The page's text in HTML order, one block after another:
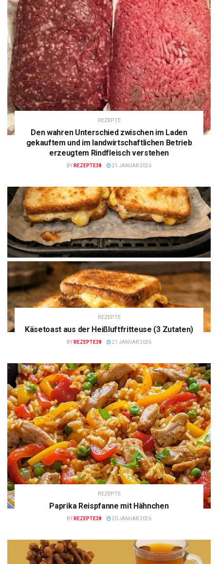
REZEPTE
Den wahren Unterschied zwischen im Laden
gekauftem und im landwirtschaftlichen Betrieb
erzeugtem Rindfleisch verstehen
BY REZEPTE38 21 JANUAR 2026
REZEPTE
Käsetoast aus der Heißluftfritteuse (3 Zutaten)
BY REZEPTE38 21 JANUAR 2026
REZEPTE
Paprika Reispfanne mit Hähnchen
BY REZEPTE38 20 JANUAR 2026